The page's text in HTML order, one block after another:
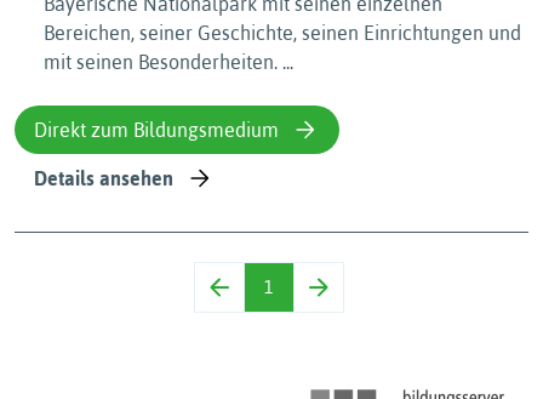
Bereichen, seiner Geschichte, seinen Einrichtungen und
mit seinen Besonderheiten. ...
Direkt zum Bildungsmedium
Details ansehen
1